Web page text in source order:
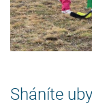
Sháníte